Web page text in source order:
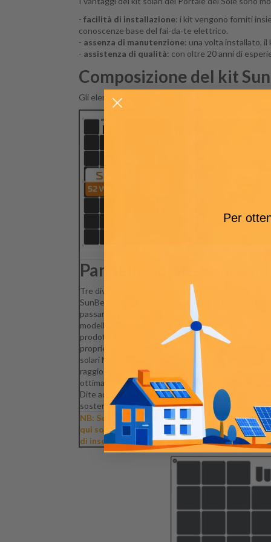
- facilità di installazione: i kit vengono forniti
conoscenze base del fai-da-te elettrico.
- assenza di manutenzione: una volta installato,
- assistenza di qualità: con oltre 20 anni di
Composizione del kit
Gli elementi del kit:
Pannello solare
Tre diverse tipologie di pannelli compongono il kit
SunBender: partendo dal modello più
passando per il modello
medio da 108 Wp
modello
più potente da 164 Wp. Ognuno di essi è
prodotto in Italia utilizzando la tecnologia
proprietaria di Solbian e realizzato con esclusive
solari Maxeon Gen III, progettate per catturare
raggio di sole, garantendo una produzione di
ottimale anche in condizioni difficili.
Dite addio ai vincoli energetici e abbracciate un
sostenibile.
NB: Seleziona il tipo di pannello dal menu a
qui sopra (subito sotto il prezzo del prodotto)
di inserire il prodotto nel carrello.
Per